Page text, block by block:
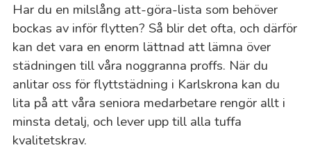
Har du en milslång att-göra-lista som behöver
bockas av inför flytten? Så blir det ofta, och därför
kan det vara en enorm lättnad att lämna över
städningen till våra noggranna proffs. När du
anlitar oss för flyttstädning i Karlskrona kan du
lita på att våra seniora medarbetare rengör allt i
minsta detalj, och lever upp till alla tuffa
kvalitetskrav.